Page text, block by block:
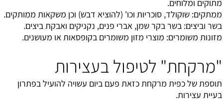
מתוקים ומלוחים.
ממתקים: שוקולד, סוכריות וכו' (להוציא דבש) וכן משקאות ממותקים.
בשר וביצים: בשר בקר שמן, אברי פנים, נקניקים ואבקת ביצים.
מזונות משומרים: מוצרי מזון משומרים בקופסאות או מעושנים.
"מרקחת" לטיפול בעצירות
תוספת של כפית מרקחת כזאת פעם ביום עשויה להועיל בפתרון
בעיית עצירות.